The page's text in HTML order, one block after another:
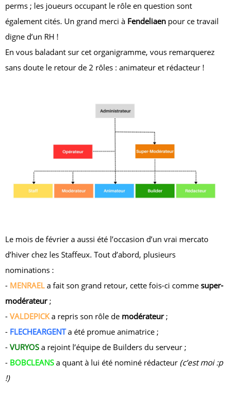
perms ; les joueurs occupant le rôle en question sont
également cités. Un grand merci à Fendeliaen pour ce travail
digne d’un RH !
En vous baladant sur cet organigramme, vous remarquerez
sans doute le retour de 2 rôles : animateur et rédacteur !
Le mois de février a aussi été l’occasion d’un vrai mercato
d’hiver chez les Staffeux. Tout d’abord, plusieurs
nominations :
- MENRAEL a fait son grand retour, cette fois-ci comme super-
modérateur;
- VALDEPICKa repris son rôle de modérateur ;
- FLECHEARGENTa été promue animatrice ;
- VURYOSa rejoint l’équipe de Builders du serveur ;
- BOBCLEANS a quant à lui été nominé rédacteur (c’est moi :p
!)